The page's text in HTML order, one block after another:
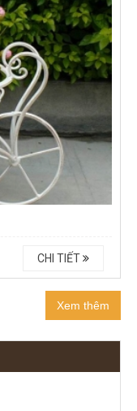
CHI TIẾT
Xem thêm